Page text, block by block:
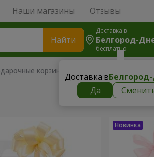
Наши магазины Отзывы
Найти
Доставка в
бесплатно
Доставка в
Да
корзины